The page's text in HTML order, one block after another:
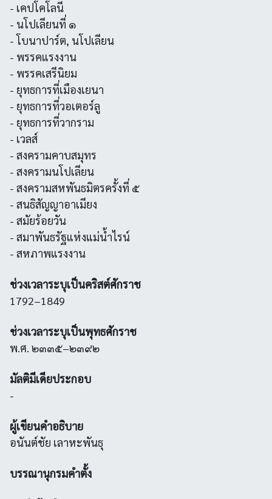
- เคปโคโลนี
- นโปเลียนที่ ๑
- โบนาปาร์ต, นโปเลียน
- พรรคแรงงาน
- พรรคเสรีนิยม
- ยุทธการที่เมืองเยนา
- ยุทธการที่วอเตอร์ลู
- ยุทธการที่วากราม
- เวลส์
- สงครามคาบสมุทร
- สงครามนโปเลียน
- สงครามสหพันธมิตรครั้งที่ ๕
- สนธิสัญญาอาเมียง
- สมัยร้อยวัน
- สมาพันธรัฐแห่งแม่น้ำไรน์
- สหภาพแรงงาน
ช่วงเวลาระบุเป็นคริสต์ศักราช
1792–1849
ช่วงเวลาระบุเป็นพุทธศักราช
พ.ศ. ๒๓๓๕–๒๓๙๒
มัลติมีเดียประกอบ
-
ผู้เขียนคำอธิบาย
อนันต์ชัย เลาหะพันธุ
บรรณานุกรมคำตั้ง